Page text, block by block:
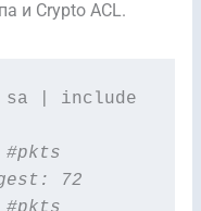
и Crypto ACL.
sa | include
72